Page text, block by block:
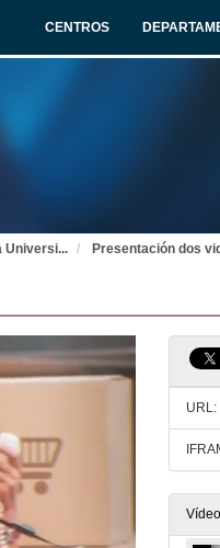
CENTROS
Universi... Presentación dos
URL: